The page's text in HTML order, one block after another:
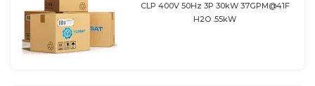
CLP 400V 50Hz 3P 30kW 37GPM@41F
H2O .55kW